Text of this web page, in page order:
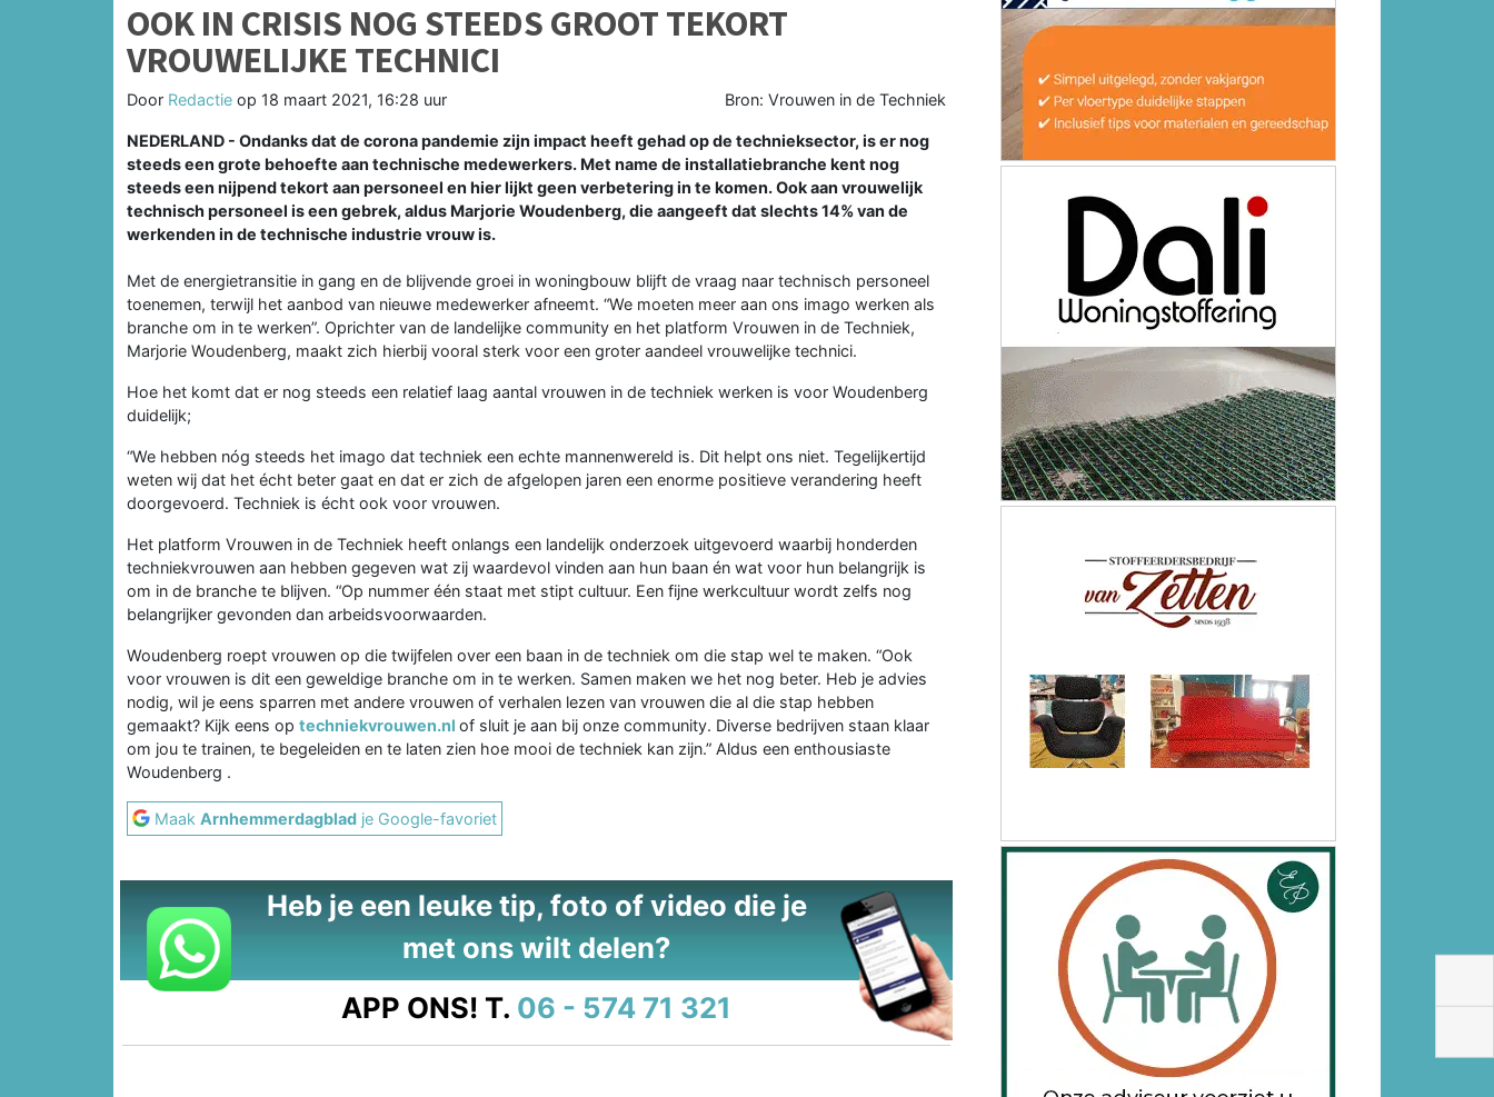
OOK IN CRISIS NOG STEEDS GROOT TEKORT
VROUWELIJKE TECHNICI
Door Redactie op 18 maart 2021, 16:28 uur Bron: Vrouwen in de Techniek
NEDERLAND - Ondanks dat de corona pandemie zijn impact heeft gehad op de technieksector, is er nog
steeds een grote behoefte aan technische medewerkers. Met name de installatiebranche kent nog
steeds een nijpend tekort aan personeel en hier lijkt geen verbetering in te komen. Ook aan vrouwelijk
technisch personeel is een gebrek, aldus Marjorie Woudenberg, die aangeeft dat slechts 14% van de
werkenden in de technische industrie vrouw is.
Met de energietransitie in gang en de blijvende groei in woningbouw blijft de vraag naar technisch personeel
toenemen, terwijl het aanbod van nieuwe medewerker afneemt. “We moeten meer aan ons imago werken als
branche om in te werken”. Oprichter van de landelijke community en het platform Vrouwen in de Techniek,
Marjorie Woudenberg, maakt zich hierbij vooral sterk voor een groter aandeel vrouwelijke technici.
Hoe het komt dat er nog steeds een relatief laag aantal vrouwen in de techniek werken is voor Woudenberg
duidelijk;
“We hebben nóg steeds het imago dat techniek een echte mannenwereld is. Dit helpt ons niet. Tegelijkertijd
weten wij dat het écht beter gaat en dat er zich de afgelopen jaren een enorme positieve verandering heeft
doorgevoerd. Techniek is écht ook voor vrouwen.
Het platform Vrouwen in de Techniek heeft onlangs een landelijk onderzoek uitgevoerd waarbij honderden
techniekvrouwen aan hebben gegeven wat zij waardevol vinden aan hun baan én wat voor hun belangrijk is
om in de branche te blijven. “Op nummer één staat met stipt cultuur. Een fijne werkcultuur wordt zelfs nog
belangrijker gevonden dan arbeidsvoorwaarden.
Woudenberg roept vrouwen op die twijfelen over een baan in de techniek om die stap wel te maken. “Ook
voor vrouwen is dit een geweldige branche om in te werken. Samen maken we het nog beter. Heb je advies
nodig, wil je eens sparren met andere vrouwen of verhalen lezen van vrouwen die al die stap hebben
gemaakt? Kijk eens op techniekvrouwen.nl of sluit je aan bij onze community. Diverse bedrijven staan klaar
om jou te trainen, te begeleiden en te laten zien hoe mooi de techniek kan zijn.” Aldus een enthousiaste
Woudenberg .
Maak Arnhemmerdagblad je Google-favoriet
Heb je een leuke tip, foto of video die je
met ons wilt delen?
APP ONS! T. 06 - 574 71 321